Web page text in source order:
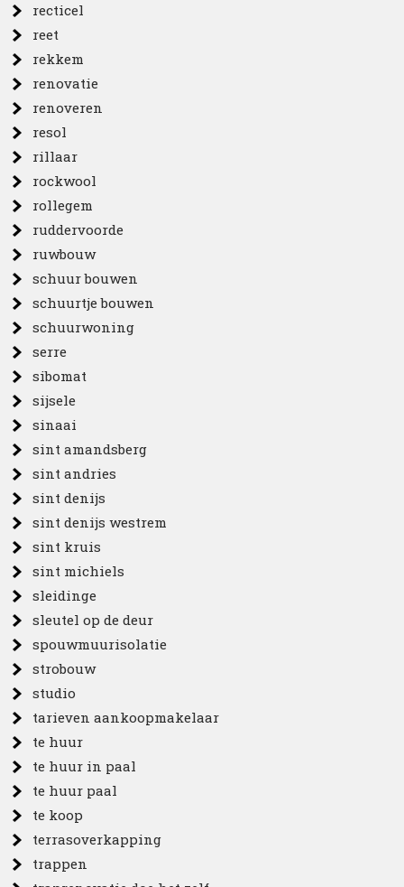
recticel
reet
rekkem
renovatie
renoveren
resol
rillaar
rockwool
rollegem
ruddervoorde
ruwbouw
schuur bouwen
schuurtje bouwen
schuurwoning
serre
sibomat
sijsele
sinaai
sint amandsberg
sint andries
sint denijs
sint denijs westrem
sint kruis
sint michiels
sleidinge
sleutel op de deur
spouwmuurisolatie
strobouw
studio
tarieven aankoopmakelaar
te huur
te huur in paal
te huur paal
te koop
terrasoverkapping
trappen